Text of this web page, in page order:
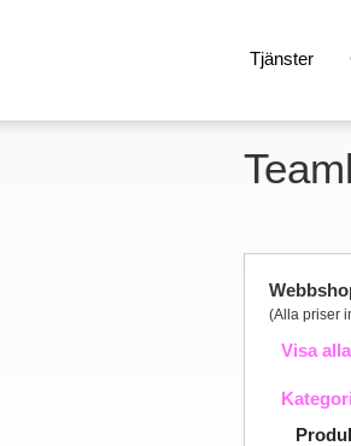
Tjänster
(Alla priser
Visa